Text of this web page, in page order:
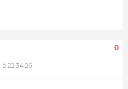
22:34:26
0